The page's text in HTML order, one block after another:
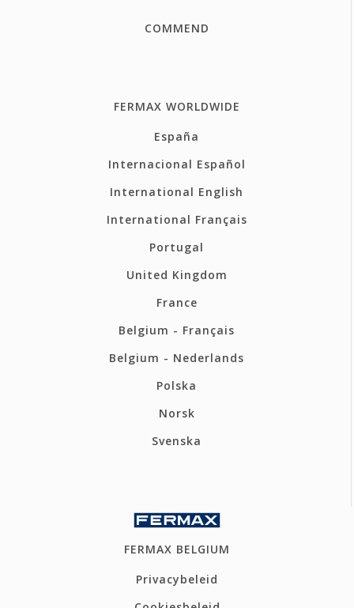
COMMEND
FERMAX WORLDWIDE
España
Internacional Español
International English
International Français
Portugal
United Kingdom
France
Belgium - Français
Belgium - Nederlands
Polska
Norsk
Svenska
FERMAX BELGIUM
Privacybeleid